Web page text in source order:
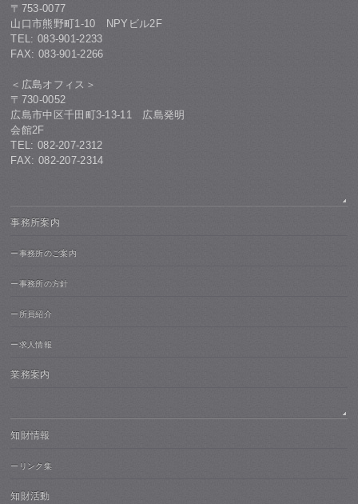
〒753-0077
山口市熊野町1-10 NPYビル2F
TEL: 083-901-2233
FAX: 083-901-2266
＜広島オフィス＞
〒730-0052
広島市中区千田町3-13-11 広島発明
会館2F
TEL: 082-207-2312
FAX: 082-207-2314
事務所案内
ー事務所のご案内
ー事務所の方針
ー所員紹介
ー求人情報
業務案内
知財情報
ーリンク集
知財活動